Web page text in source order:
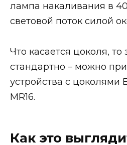
лампа накаливания в
световой поток силой
Что касается цоколя, то
стандартно – можно
устройства с цоколями
MR16.
Как это